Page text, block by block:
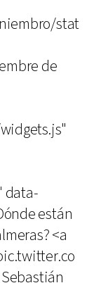
stat
de
data-
están
<a